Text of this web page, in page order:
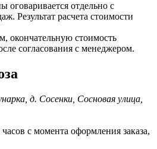
оговаривается отдельно с
Результат расчета стоимости
окончательную стоимость
согласования с менеджером.
д. Сосенки, Сосновая улица,
с момента оформления заказа,